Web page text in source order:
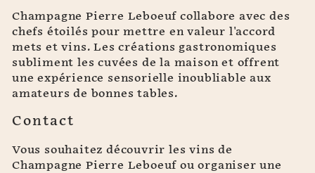
Champagne Pierre Leboeuf collabore avec des
chefs étoilés pour mettre en valeur l'accord
mets et vins. Les créations gastronomiques
subliment les cuvées de la maison et offrent
une expérience sensorielle inoubliable aux
amateurs de bonnes tables.
Contact
Vous souhaitez découvrir les vins de
Champagne Pierre Leboeuf ou organiser une